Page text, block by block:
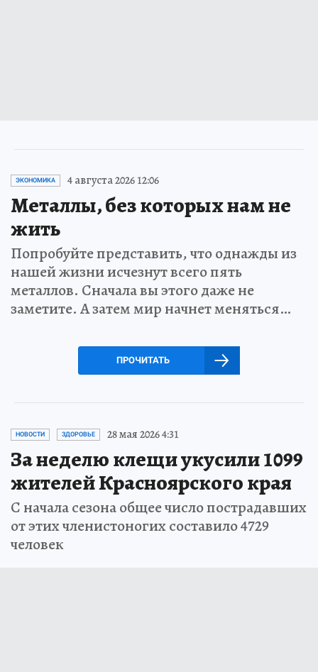
ЭКОНОМИКА 4 августа 2026 12:06
Металлы, без которых нам не
жить
Попробуйте представить, что однажды из
нашей жизни исчезнут всего пять
металлов. Сначала вы этого даже не
заметите. А затем мир начнет меняться…
ПРОЧИТАТЬ
НОВОСТИ ЗДОРОВЬЕ 28 мая 2026 4:31
За неделю клещи укусили 1099
жителей Красноярского края
С начала сезона общее число пострадавших
от этих членистоногих составило 4729
человек